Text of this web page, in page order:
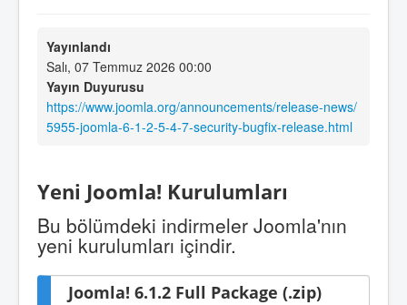
Yayınlandı
Salı, 07 Temmuz 2026 00:00
Yayın Duyurusu
https://www.joomla.org/announcements/release-news/
5955-joomla-6-1-2-5-4-7-security-bugfix-release.html
Yeni Joomla! Kurulumları
Bu bölümdeki indirmeler Joomla'nın
yeni kurulumları içindir.
Joomla! 6.1.2 Full Package (.zip)